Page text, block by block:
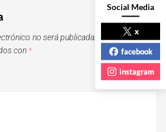
no será publicada.
Los campos
con *
Social Media
x
facebook
instagram